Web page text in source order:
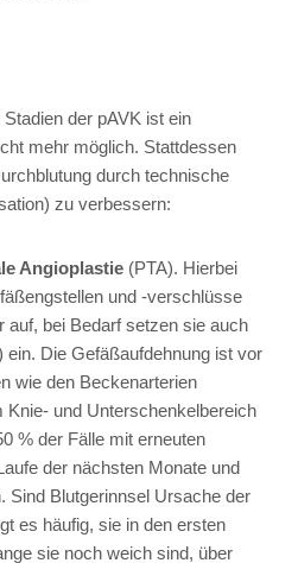
der pAVK ist ein
mehr möglich. Stattdessen
durch technische
zu verbessern:
Angioplastie (PTA). Hierbei
und -verschlüsse
auf, bei Bedarf setzen sie auch
Die Gefäßaufdehnung ist vor
wie den Beckenarterien
Knie- und Unterschenkelbereich
% der Fälle mit erneuten
der nächsten Monate und
Sind Blutgerinnsel Ursache der
es häufig, sie in den ersten
sie noch weich sind, über